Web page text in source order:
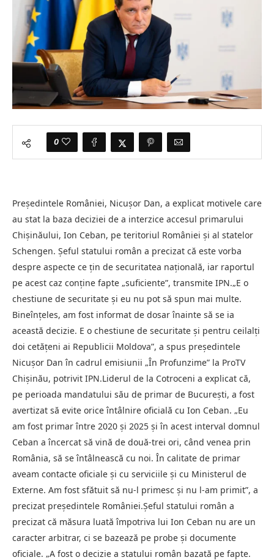
0
Președintele României, Nicușor Dan, a explicat motivele care
au stat la baza deciziei de a interzice accesul primarului
Chișinăului, Ion Ceban, pe teritoriul României și al statelor
Schengen. Șeful statului român a precizat că este vorba
despre aspecte ce țin de securitatea națională, iar raportul
pe acest caz conține fapte „suficiente”, transmite IPN.„E o
chestiune de securitate și eu nu pot să spun mai multe.
Bineînțeles, am fost informat de dosar înainte să se ia
această decizie. E o chestiune de securitate și pentru ceilalți
doi cetățeni ai Republicii Moldova”, a spus președintele
Nicușor Dan în cadrul emisiunii „În Profunzime” la ProTV
Chișinău, potrivit IPN.Liderul de la Cotroceni a explicat că,
pe perioada mandatului său de primar de București, a fost
avertizat să evite orice întâlnire oficială cu Ion Ceban. „Eu
am fost primar între 2020 și 2025 și în acest interval domnul
Ceban a încercat să vină de două-trei ori, când venea prin
România, să se întâlnească cu noi. În calitate de primar
aveam contacte oficiale și cu serviciile și cu Ministerul de
Externe. Am fost sfătuit să nu-l primesc și nu l-am primit”, a
precizat președintele României.Șeful statului român a
precizat că măsura luată împotriva lui Ion Ceban nu are un
caracter arbitrar, ci se bazează pe probe și documente
oficiale. „A fost o decizie a statului român bazată pe fapte.